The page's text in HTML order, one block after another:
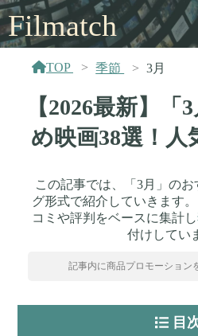
Filmatch
TOP 季節 3月
【2026最新】
め映画38選！
この記事では、「3月」の
グ形式で紹介していきます
コミや評判をベースに集計し
付けしてい
記事内に商品プロモーション
目